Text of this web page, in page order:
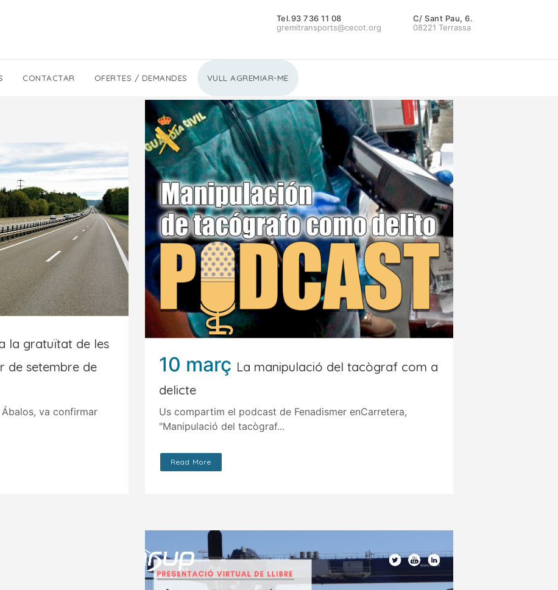
Tel.93 736 11 08
gremitransports@cecot.org
C/ Sant Pau, 6.
08221 Terrassa
CONTACTAR OFERTES / DEMANDES VULL AGREMIAR-ME
la gratuïtat de les
de setembre de
va confirmar
10 març La manipulació del tacògraf com a
delicte
Us compartim el podcast de Fenadismer enCarretera,
"Manipulació del tacògraf...
Read More